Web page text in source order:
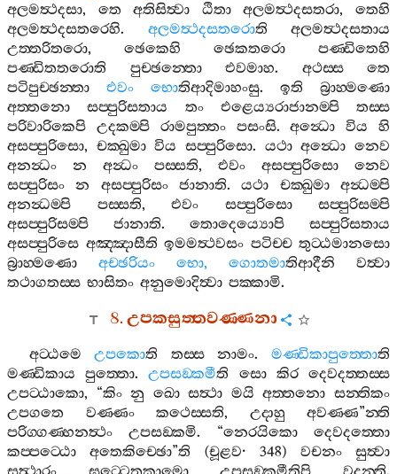
අලමත්‍ථදසා, තෙ අතිසිත්‍වා ඨිතා අලමත්‍ථදසතරා,තෙහි
අලමත්‍ථදසතරෙහි. අලමත්‍ථදසතරොති
අලමත්‍ථදසතාය
උත‍්තරිතරො, ඡෙකෙහි ඡෙකතරො
පණ‍්ඩිතෙහි
පණ‍්ඩිතතරොති
පුච‍්ඡන‍්තො එවමාහ. අථස‍්ස
තෙ
පටිපුච‍්ඡන‍්තා
එවං භොතිආදිමාහංසු. ඉති
බ්‍රාහ‍්මණො
අත‍්තනො
සප‍්පුරිසතාය තං එළෙය්‍යරාජානම‍්පි
තස‍්ස
පරිවාරිකෙපි
උදකම‍්පි රාමපුත‍්තං පසංසි.අන්‍ධො විය
හි
අසප‍්පුරිසො, චක‍්ඛුමා විය සප‍්පුරිසො. යථා අන්‍ධො නෙව
අනන්‍ධං
න අන්‍ධං පස‍්සති, එවං අසප‍්පුරිසො
නෙව
සප‍්පුරිසං
න අසප‍්පුරිසං ජානාති.යථා චක‍්ඛුමා
අන්‍ධම‍්පි
අනන්‍ධම‍්පි
පස‍්සති, එවං සප‍්පුරිසො
සප‍්පුරිසම‍්පි
අසප‍්පුරිසම‍්පි
ජානාති. තොදෙය්‍යොපි
සප‍්පුරිසතාය
අසප‍්පුරිසෙ අඤ‍්ඤාසීති ඉමමත්‍ථවසං පටිච‍්ච තුට‍්ඨමානසො
බ්‍රාහ‍්මණො
අච‍්ඡරියං භො, ගොතමාතිආදීනි
වත්‍වා
තථාගතස‍්ස භාසිතං අනුමොදිත්‍වා පක‍්කාමි.
8.උපකසුත‍්තවණ‍්ණනා
අට‍්ඨමෙ උපකොති තස‍්ස නාමං. මණ‍්ඩිකාපුත‍්තොති
මණ‍්ඩිකාය
පුත‍්තො.උපසඞ‍්කමීති සො කිර දෙවදත‍්තස‍්ස
උපට‍්ඨාකො, “කිං නු ඛො සත්‍ථා මයි අත‍්තනො සන‍්තිකං
උපගතෙ
වණ‍්ණං කථෙස‍්සති, උදාහු අවණ‍්ණ”න‍්ති
පරිග‍්ගණ‍්හනත්‍ථං
උපසඞ‍්කමි. “නෙරයිකො
දෙවදත‍්තො
කප‍්පට‍්ඨො
අතෙකිච‍්ඡො”ති (චූළව· 348) වචනං
සුත්‍වා